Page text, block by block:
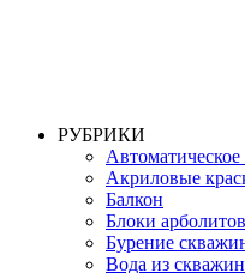
РУБРИКИ
Акриловые
Балкон
Блоки
Бурение
Вода из